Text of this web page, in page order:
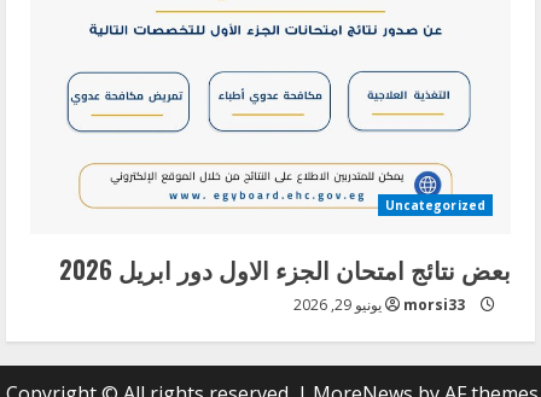
Uncategorized
بعض نتائج امتحان الجزء الاول دور ابريل 2026
morsi33 يونيو 29, 2026